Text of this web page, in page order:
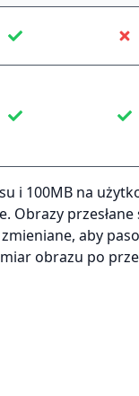
i 100MB na
Obrazy przesłane
aby
obrazu po